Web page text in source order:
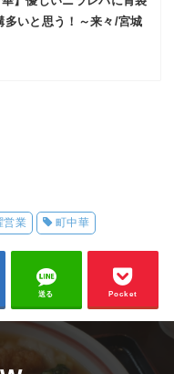
多いと思う！～来々/宮城
営業 町中華
送る Pocket